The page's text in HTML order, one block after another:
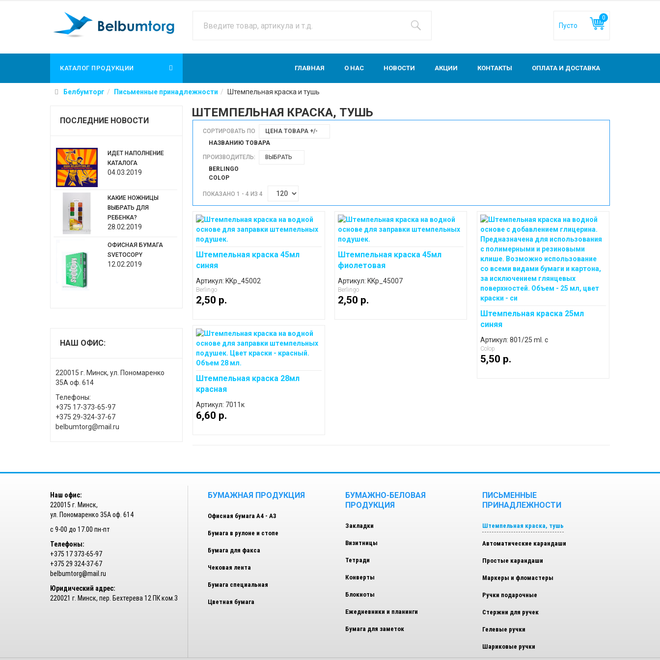
0
КАТАЛОГ ПРОДУКЦИИ ГЛАВНАЯ О НАС НОВОСТИ АКЦИИ КОНТАКТЫ ОПЛАТА И ДОСТАВКА
Белбумторг Письменные принадлежности Штемпельная краска и тушь
ШТЕМПЕЛЬНАЯ КРАСКА, ТУШЬ
СОРТИРОВАТЬ ПО
ЦЕНА ТОВАРА +/-
НАЗВАНИЮ ТОВАРА
ПРОИЗВОДИТЕЛЬ:
ВЫБРАТЬ
BERLINGO
COLOP
ПОКАЗАНО 1 - 4 ИЗ 4
Штемпельная краска 45мл
синяя
Артикул: KKp_45002
Berlingo
2,50 p.
Штемпельная краска 45мл
фиолетовая
Артикул: KKp_45007
Berlingo
2,50 p.
Штемпельная краска 25мл
синяя
Артикул: 801/25 ml. с
Colop
5,50 p.
Штемпельная краска 28мл
красная
Артикул: 7011к
6,60 p.
ПОСЛЕДНИЕ НОВОСТИ
ИДЕТ НАПОЛНЕНИЕ
КАТАЛОГА
04.03.2019
КАКИЕ НОЖНИЦЫ
ВЫБРАТЬ ДЛЯ
РЕБЕНКА?
28.02.2019
ОФИСНАЯ БУМАГА
SVETOCOPY
12.02.2019
НАШ ОФИС:
220015 г. Минск, ул. Пономаренко
35А оф. 614
Телефоны:
+375 17-373-65-97
+375 29-324-37-67
belbumtorg@mail.ru
Наш офис:
220015 г. Минск,
ул. Пономаренко 35А оф. 614
с 9-00 до 17.00 пн-пт
Телефоны:
+375 17 373-65-97
+375 29 324-37-67
belbumtorg@mail.ru
Юридический адрес:
220021 г. Минск, пер. Бехтерева 12 ПК ком.3
БУМАЖНАЯ ПРОДУКЦИЯ
Офисная бумага А4 - А3
Бумага в рулоне и стопе
Бумага для факса
Чековая лента
Бумага специальная
Цветная бумага
БУМАЖНО-БЕЛОВАЯ
ПРОДУКЦИЯ
Закладки
Визитницы
Тетради
Конверты
Блокноты
Ежедневники и планинги
Бумага для заметок
ПИСЬМЕННЫЕ
ПРИНАДЛЕЖНОСТИ
Штемпельная краска, тушь
Автоматические карандаши
Простые карандаши
Маркеры и фломастеры
Ручки подарочные
Стержни для ручек
Гелевые ручки
Шариковые ручки